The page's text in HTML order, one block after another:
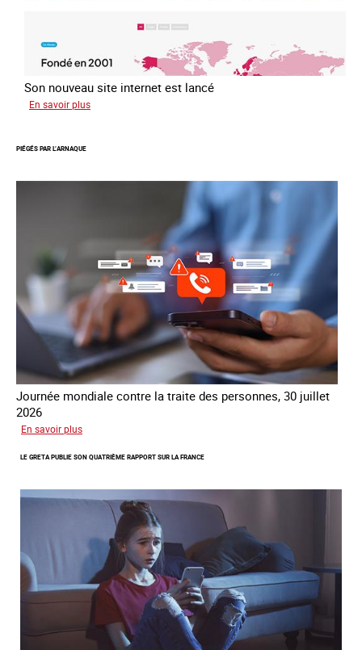
Son nouveau site internet est lancé
En savoir plus
la
PIÉGÉS PAR L’ARNAQUE
Journée mondiale contre la traite des personnes, 30 juillet
2026
En savoir plus
par
LE GRETA PUBLIE SON QUATRIÈME RAPPORT SUR LA FRANCE